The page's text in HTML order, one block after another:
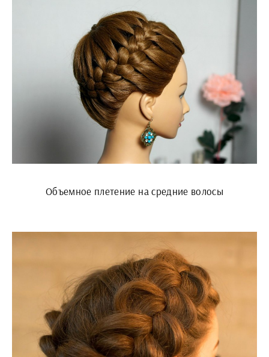
Объемное плетение на средние волосы